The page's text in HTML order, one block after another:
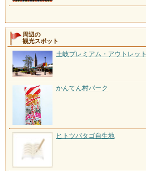
周辺の
観光スポット
土岐プレミアム・アウトレット
かんてん村パーク
ヒトツバタゴ自生地